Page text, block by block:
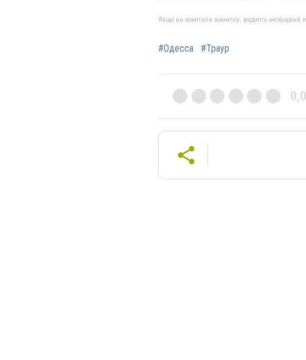
Якщо ви помітили помилку, виділіть необхідний
#Одесса #Траур
0,0